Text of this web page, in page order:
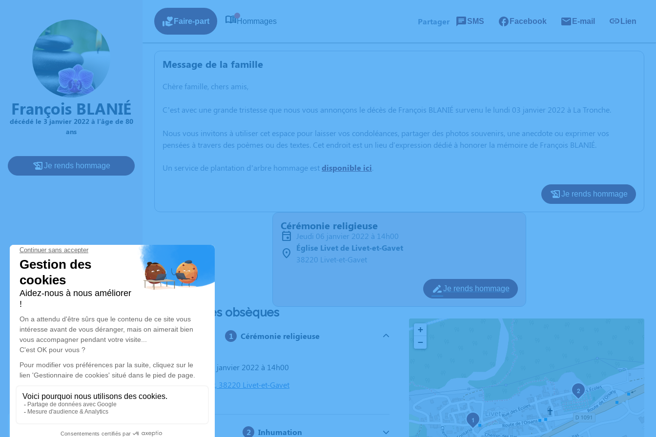
François BLANIÉ
décédé le 3 janvier 2022 à l'âge de 80
ans
Je rends hommage
Faire-part Hommages Partager SMS Facebook E-mail Lien
Message de la famille
Chère famille, chers amis,
C’est avec une grande tristesse que nous vous annonçons le décès de François BLANIÉ survenu le lundi 03 janvier 2022 à La Tronche.
Nous vous invitons à utiliser cet espace pour laisser vos condoléances, partager des photos souvenirs, une anecdote ou exprimer vos
pensées à travers des poèmes ou des textes. Cet endroit est un lieu d'expression dédié à honorer la mémoire de François BLANIÉ.
Un service de plantation d’arbre hommage estdisponible ici.
Je rends hommage
Cérémonie religieuse
jeudi 06 janvier 2022 à 14h00
Église Livet de Livet-et-Gavet
38220 Livet-et-Gavet
Je rends hommage
Déroulé des obsèques
Cérémonie religieuse
Le jeudi 06 janvier 2022 à 14h00
Église Livet, 38220 Livet-et-Gavet
Inhumation
1
2
+
−